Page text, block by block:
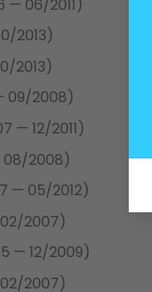
— 06/2011)
2013)
2013)
09/2008)
— 12/2011)
2008)
— 05/2012)
2007)
— 12/2009)
2007)